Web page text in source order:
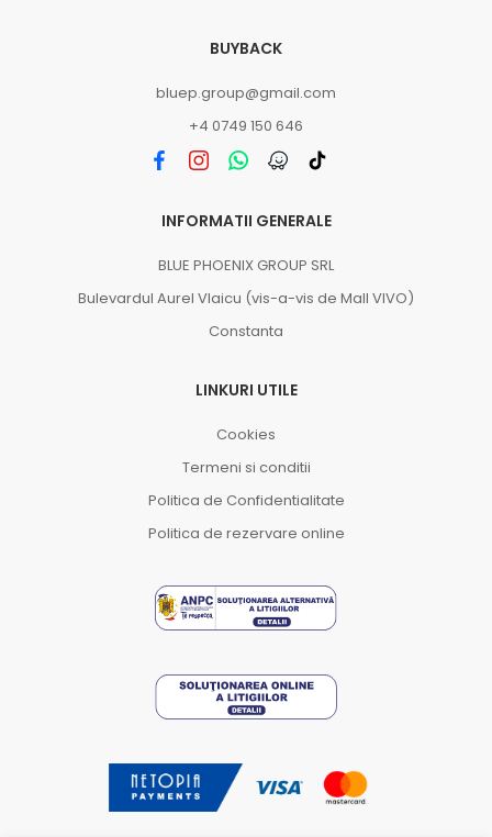
BUYBACK
bluep.group@gmail.com
+4 0749 150 646
INFORMATII GENERALE
BLUE PHOENIX GROUP SRL
Bulevardul Aurel Vlaicu (vis-a-vis de Mall VIVO)
Constanta
LINKURI UTILE
Cookies
Termeni si conditii
Politica de Confidentialitate
Politica de rezervare online